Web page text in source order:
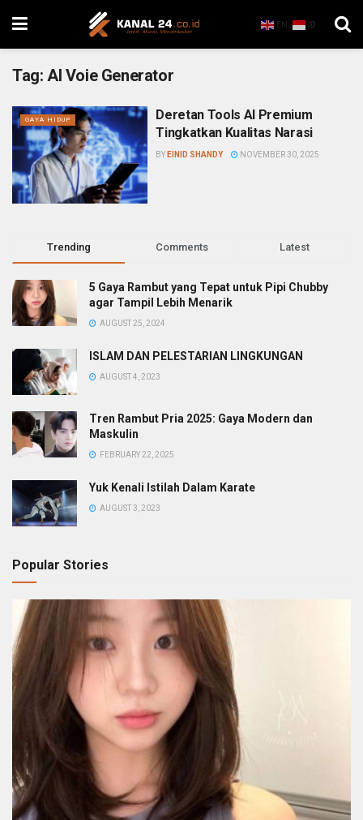
EN ID
Tag: AI Voie Generator
GAYA HIDUP
Deretan Tools AI Premium
Tingkatkan Kualitas Narasi
BY EINID SHANDY NOVEMBER 30, 2025
Trending Comments Latest
5 Gaya Rambut yang Tepat untuk Pipi Chubby
agar Tampil Lebih Menarik
AUGUST 25, 2024
ISLAM DAN PELESTARIAN LINGKUNGAN
AUGUST 4, 2023
Tren Rambut Pria 2025: Gaya Modern dan
Maskulin
FEBRUARY 22, 2025
Yuk Kenali Istilah Dalam Karate
AUGUST 3, 2023
Popular Stories